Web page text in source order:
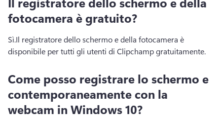
fotocamera è gratuito?
Sì.Il registratore dello schermo e della fotocamera è
disponibile per tutti gli utenti di Clipchamp gratuitamente.
Come posso registrare lo schermo e
contemporaneamente con la
webcam in Windows 10?